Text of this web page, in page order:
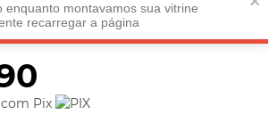
enquanto montavamos sua vitrine
recarregar a página
Básica Pu
Pix